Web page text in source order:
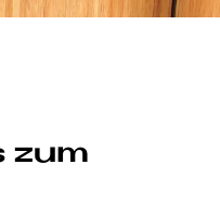
zum